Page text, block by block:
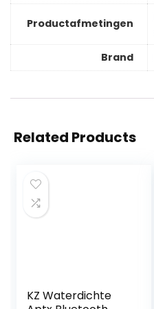
Productafmetingen
Brand
Related Products
KZ Waterdichte